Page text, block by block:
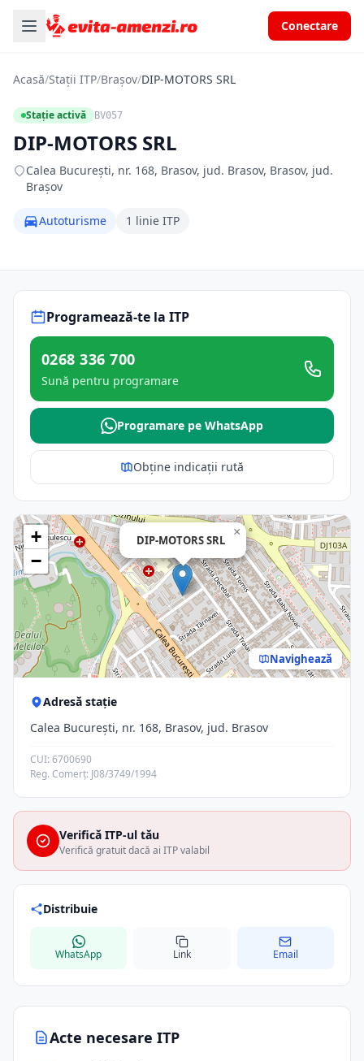
Conectare
Acasă/Stații ITP/Brașov/DIP-MOTORS SRL
Stație activă BV057
DIP-MOTORS SRL
Calea Bucureşti, nr. 168, Brasov, jud. Brasov, Brasov, jud.
Brașov
Autoturisme 1 linie ITP
Acte necesare ITP
Programează-te la ITP
0268 336 700
Sună pentru programare
Programare pe WhatsApp
Obține indicații rută
DIP-MOTORS SRL
×
+
−
Navighează
Adresă stație
Calea Bucureşti, nr. 168, Brasov, jud. Brasov
CUI: 6700690
Reg. Comerț: J08/3749/1994
Verifică ITP-ul tău
Verifică gratuit dacă ai ITP valabil
Distribuie
WhatsApp Link Email